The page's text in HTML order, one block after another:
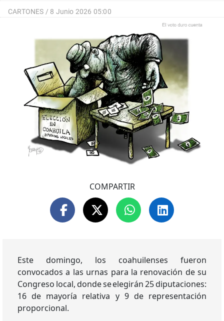
CARTONES / 8 Junio 2026 05:00
COMPARTIR
Este domingo, los coahuilenses fueron
convocados a las urnas para la renovación de su
Congreso local, donde se elegirán 25 diputaciones:
16 de mayoría relativa y 9 de representación
proporcional.